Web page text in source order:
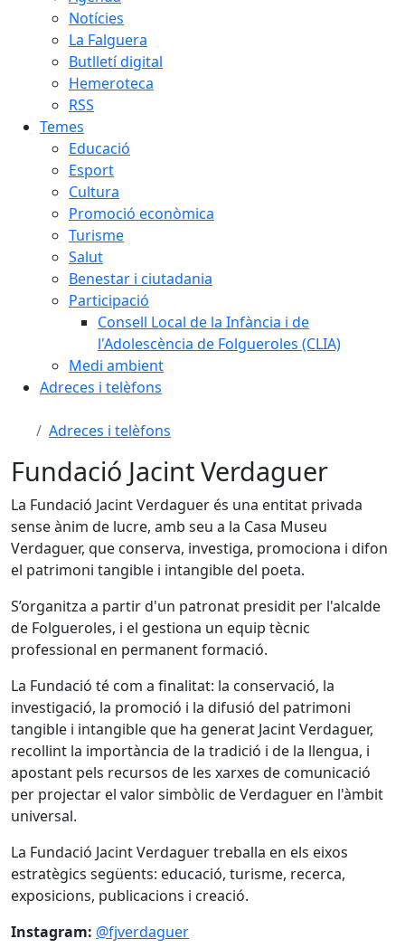
Notícies
La Falguera
Butlletí digital
Hemeroteca
RSS
Temes
Educació
Esport
Cultura
Promoció econòmica
Turisme
Salut
Benestar i ciutadania
Participació
Consell Local de la Infància i de
l'Adolescència de Folgueroles (CLIA)
Medi ambient
Adreces i telèfons
Adreces i telèfons
Fundació Jacint Verdaguer
La Fundació Jacint Verdaguer és una entitat privada
sense ànim de lucre, amb seu a la Casa Museu
Verdaguer, que conserva, investiga, promociona i difon
el patrimoni tangible i intangible del poeta.
S’organitza a partir d'un patronat presidit per l'alcalde
de Folgueroles, i el gestiona un equip tècnic
professional en permanent formació.
La Fundació té com a finalitat: la conservació, la
investigació, la promoció i la difusió del patrimoni
tangible i intangible que ha generat Jacint Verdaguer,
recollint la importància de la tradició i de la llengua, i
apostant pels recursos de les xarxes de comunicació
per projectar el valor simbòlic de Verdaguer en l'àmbit
universal.
La Fundació Jacint Verdaguer treballa en els eixos
estratègics següents: educació, turisme, recerca,
exposicions, publicacions i creació.
Instagram: @fjverdaguer